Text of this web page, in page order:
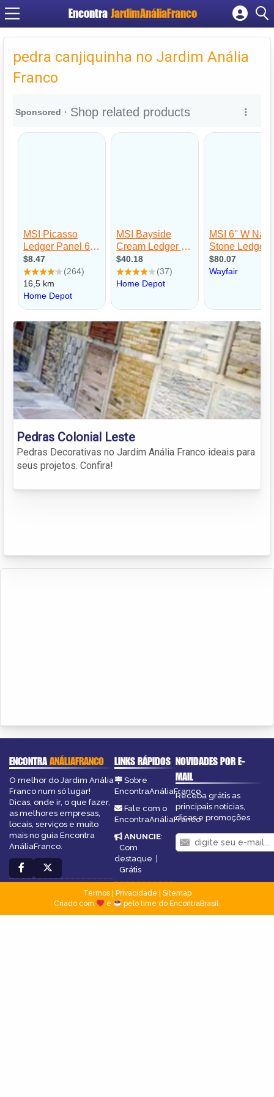
Encontra JardimAnáliaFranco
Cadastrar empresa
Criar conta
pedra canjiquinha no Jardim Anália
Franco
Pedras Colonial Leste
Pedras Decorativas no Jardim Anália Franco ideais para
seus projetos. Confira!
ENCONTRAANÁLIAFRANCO
O melhor do Jardim Anália
Franco num só lugar!
Dicas, onde ir, o que fazer,
as melhores empresas,
locais, serviços e muito
mais no guia Encontra
AnáliaFranco.
LINKS RÁPIDOS
Sobre
EncontraAnáliaFranco
Fale com o
EncontraAnáliaFranco
ANUNCIE:
Com
destaque |
Grátis
NOVIDADES POR E-
MAIL
Receba grátis as
principais notícias,
dicas e promoções
Termos| Privacidade
Sitemap
Criado com
e pelo time do EncontraBrasil